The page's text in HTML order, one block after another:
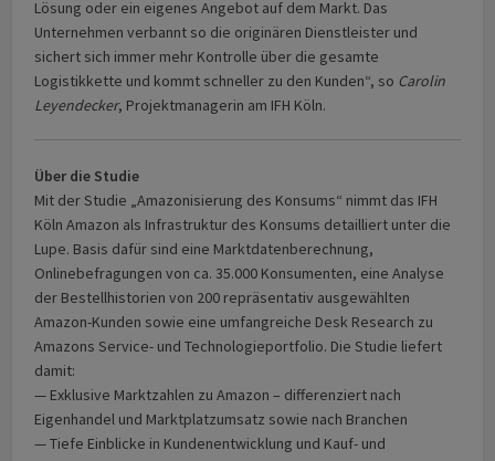
Lösung oder ein eigenes Angebot auf dem Markt. Das
Unternehmen verbannt so die originären Dienstleister und
sichert sich immer mehr Kontrolle über die gesamte
Logistikkette und kommt schneller zu den Kunden“, so Carolin
Leyendecker, Projektmanagerin am IFH Köln.
Über die Studie
Mit der Studie „Amazonisierung des Konsums“ nimmt das IFH
Köln Amazon als Infrastruktur des Konsums detailliert unter die
Lupe. Basis dafür sind eine Marktdatenberechnung,
Onlinebefragungen von ca. 35.000 Konsumenten, eine Analyse
der Bestellhistorien von 200 repräsentativ ausgewählten
Amazon-Kunden sowie eine umfangreiche Desk Research zu
Amazons Service- und Technologieportfolio. Die Studie liefert
damit:
— Exklusive Marktzahlen zu Amazon – differenziert nach
Eigenhandel und Marktplatzumsatz sowie nach Branchen
— Tiefe Einblicke in Kundenentwicklung und Kauf- und